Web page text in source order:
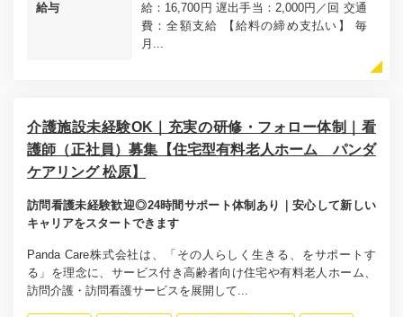
給与
給：16,700円 遅出手当：2,000円／回 交通
費：全額支給 【給料の締め支払い】 毎
月...
介護施設未経験OK｜充実の研修・フォロー体制｜看
護師（正社員）募集【住宅型有料老人ホーム パンダ
ケアリング 松原】
訪問看護未経験歓迎◎24時間サポート体制あり｜安心して新しい
キャリアをスタートできます
Panda Care株式会社は、「その人らしく生きる、をサポートす
る」を理念に、サービス付き高齢者向け住宅や有料老人ホーム、
訪問介護・訪問看護サービスを展開して...